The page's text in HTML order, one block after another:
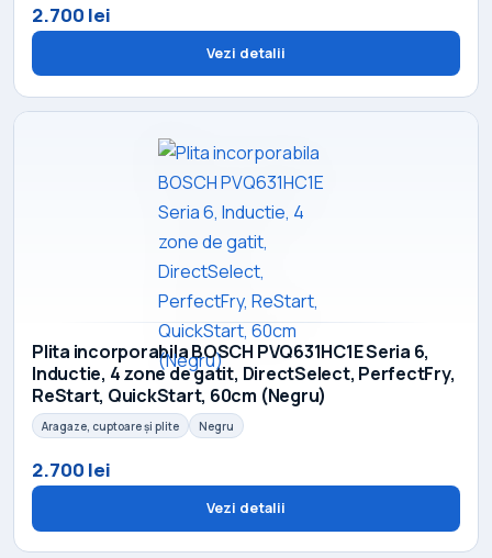
2.700 lei
Vezi detalii
Plita incorporabila BOSCH PVQ631HC1E Seria 6,
Inductie, 4 zone de gatit, DirectSelect, PerfectFry,
ReStart, QuickStart, 60cm (Negru)
Aragaze, cuptoare și plite Negru
2.700 lei
Vezi detalii